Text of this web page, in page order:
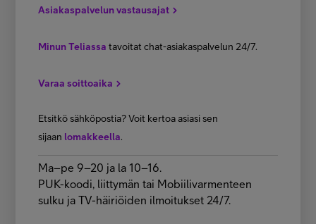
Asiakaspalvelun vastausajat
Minun Teliassatavoitat chat-asiakaspalvelun 24/7.
Varaa soittoaika
Etsitkö sähköpostia? Voit kertoa asiasi sen
sijaan lomakkeella.
Ma–pe 9–20 ja la 10–16.
PUK-koodi, liittymän tai Mobiilivarmenteen
sulku ja TV-häiriöiden ilmoitukset 24/7.